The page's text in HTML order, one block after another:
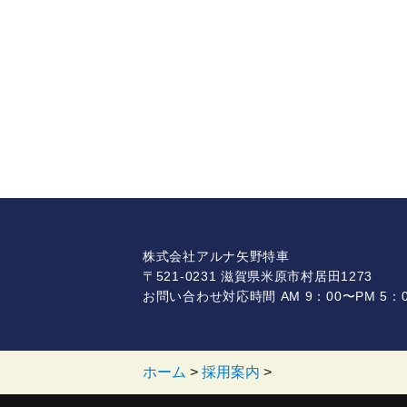
株式会社アルナ矢野特車
〒521-0231 滋賀県米原市村居田1273
お問い合わせ対応時間 AM 9：00〜PM 5：
ホーム > 採用案内 >